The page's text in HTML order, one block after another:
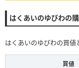
はくあいのゆびわの
はくあいのゆびわの買値
買値